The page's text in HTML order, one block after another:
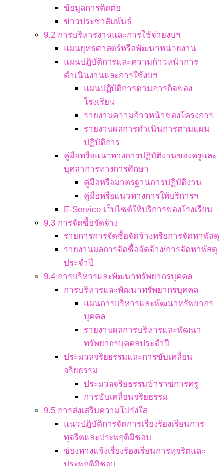
ข้อมูลการติดต่อ
ข่าวประชาสัมพันธ์
9.2 การบริหารงานและการใช้จ่ายงบฯ
แผนยุทธศาสตร์หรือพัฒนาหน่วยงาน
แผนปฏิบัติการและความก้าวหน้าการ
ดำเนินงานและการใช้งบฯ
แผนปฏิบัติการตามภารกิจของ
โรงเรียน
รายงานความก้าวหน้าของโครงการ
รายงานผลการดำเนินการตามแผน
ปฏิบัติการ
คู่มือหรือแนวทางการปฏิบัติงานของครูและ
บุคลาการทางการศึกษา
คู่มือหรือมาตรฐานการปฏิบัติงาน
คู่มือหรือแนวทางการให้บริการฯ
E-Service เว็บไซต์ให้บริการของโรงเรียน
9.3 การจัดซื้อจัดจ้าง
รายการการจัดซื้อจัดจ้างหรือการจัดหาพัสดุ
รายงานผลการจัดซื้อจัดจ้าง/การจัดหาพัสดุ
ประจำปี
9.4 การบริหารและพัฒนาทรัพยากรบุคคล
การบริหารและพัฒนาทรัพยากรบุคคล
แผนการบริหารและพัฒนาทรัพยากร
บุคคล
รายงานผลการบริหารและพัฒนา
ทรัพยากรบุคคลประจำปี
ประมวลจริยธรรมและการขับเคลื่อน
จริยธรรม
ประมวลจริยธรรมข้าราชการครู
การขับเคลื่อนจริยธรรม
9.5 การส่งเสริมความโปร่งใส
แนวปฏิบัติการจัดการเรื่องร้องเรียนการ
ทุจริตและประพฤติมิชอบ
ช่องทางแจ้งเรื่องร้องเรียนการทุจริตและ